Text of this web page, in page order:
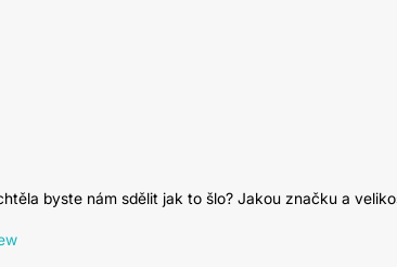
byste nám sdělit jak to šlo? Jakou značku a